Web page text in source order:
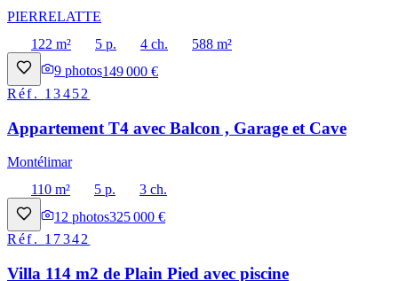
PIERRELATTE
122 m²
5 p. 4 ch.
588 m²
9 photos149 000 €
Réf. 13452
Appartement T4 avec Balcon , Garage et Cave
Montélimar
110 m²
5 p.
3 ch.
12 photos325 000 €
Réf. 17342
Villa 114 m2 de Plain Pied avec piscine